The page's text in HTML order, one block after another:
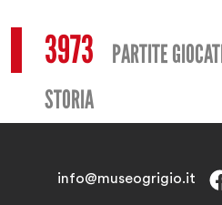
3973 PARTITE
STORIA
info@museogrigio.it